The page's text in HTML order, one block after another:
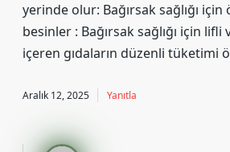
yerinde olur: Bağırsak sağlığı için
besinler : Bağırsak sağlığı için
içeren gıdaların düzenli tüketimi
Aralık 12, 2025 Yanıtla